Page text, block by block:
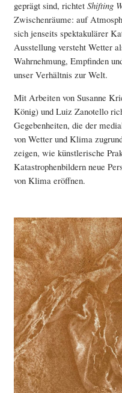
geprägt sind, richtetShifting
Zwischenräume: auf
sich jenseits spektakulärer
Ausstellung versteht Wetter
Wahrnehmung, Empfinden
unser Verhältnis zur Welt.
Mit Arbeiten von Susanne
König) und Luiz Zanotello
Gegebenheiten, die der
von Wetter und Klima
zeigen, wie künstlerische
Katastrophenbildern neue
von Klima eröffnen.